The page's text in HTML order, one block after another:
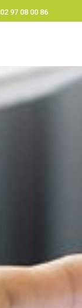
02 97 08 00 86